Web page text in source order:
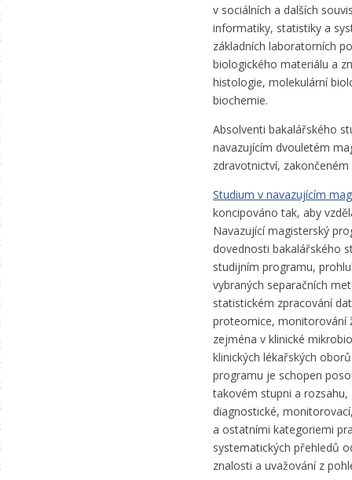
v sociálních a dalších
informatiky, statistiky a
základních laboratorních
biologického materiálu a
histologie, molekulární
biochemie.
Absolventi bakalářského
navazujícím dvouletém
zdravotnictví,
Studium v navazujícím
koncipováno tak, aby
Navazující magisterský
dovednosti bakalářského
studijním programu,
vybraných separačních
statistickém zpracování
proteomice, monitorování
zejména v klinické
klinických lékařských
programu je schopen
takovém stupni a
diagnostické,
a ostatními kategoriemi
systematických přehledů
znalosti a uvažování z